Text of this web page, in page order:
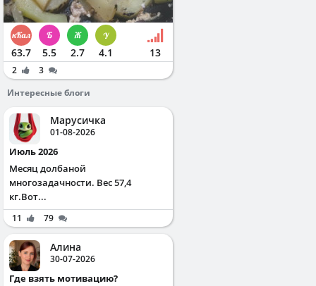
63.7 5.5 2.7 4.1 13
2
3
Интересные блоги
Марусичка
01-08-2026
Июль 2026
Месяц долбаной
многозадачности. Вес 57,4
кг.Вот...
11 79
Алина
30-07-2026
Где взять мотивацию?